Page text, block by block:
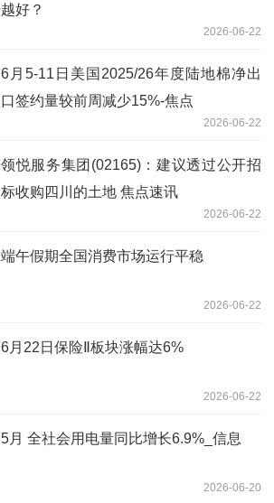
越好？
2026-06-22
6月5-11日美国2025/26年度陆地棉净出
口签约量较前周减少15%-焦点
2026-06-22
领悦服务集团(02165)：建议透过公开招
标收购四川的土地 焦点速讯
2026-06-22
端午假期全国消费市场运行平稳
2026-06-22
6月22日保险Ⅱ板块涨幅达6%
2026-06-22
5月 全社会用电量同比增长6.9%_信息
2026-06-20